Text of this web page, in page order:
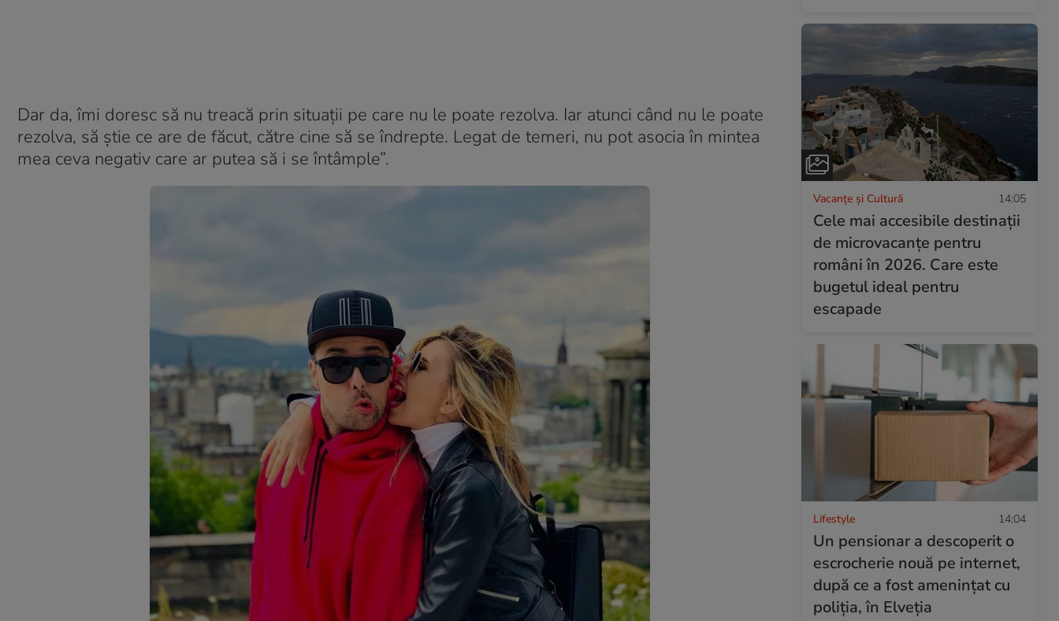
Dar da, îmi doresc să nu treacă prin situații pe care nu le poate rezolva. Iar atunci când nu le poate
rezolva, să știe ce are de făcut, către cine să se îndrepte. Legat de temeri, nu pot asocia în mintea
mea ceva negativ care ar putea să i se întâmple”.
Vacanțe și Cultură 14:05
Cele mai accesibile destinații
de microvacanțe pentru
români în 2026. Care este
bugetul ideal pentru
escapade
Lifestyle 14:04
Un pensionar a descoperit o
escrocherie nouă pe internet,
după ce a fost amenințat cu
poliția, în Elveția